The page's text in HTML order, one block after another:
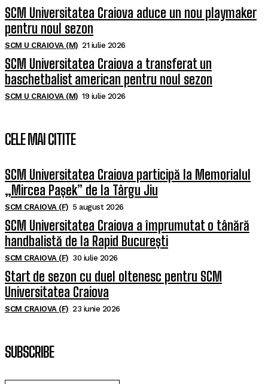
SCM Universitatea Craiova aduce un nou playmaker
pentru noul sezon
SCM U CRAIOVA (M) 21 iulie 2026
SCM Universitatea Craiova a transferat un
baschetbalist american pentru noul sezon
SCM U CRAIOVA (M) 19 iulie 2026
CELE MAI CITITE
SCM Universitatea Craiova participă la Memorialul
„Mircea Pașek” de la Târgu Jiu
SCM CRAIOVA (F) 5 august 2026
SCM Universitatea Craiova a împrumutat o tânără
handbalistă de la Rapid București
SCM CRAIOVA (F) 30 iulie 2026
Start de sezon cu duel oltenesc pentru SCM
Universitatea Craiova
SCM CRAIOVA (F) 23 iunie 2026
SUBSCRIBE